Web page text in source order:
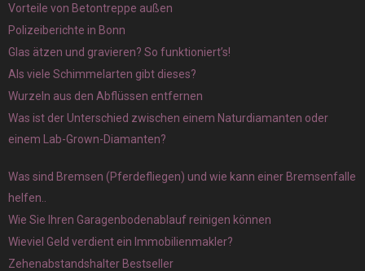
Vorteile von Betontreppe außen
Polizeiberichte in Bonn
Glas ätzen und gravieren? So funktioniert’s!
Als viele Schimmelarten gibt dieses?
Wurzeln aus den Abflüssen entfernen
Was ist der Unterschied zwischen einem Naturdiamanten oder
einem Lab-Grown-Diamanten?
Was sind Bremsen (Pferdefliegen) und wie kann einer Bremsenfalle
helfen..
Wie Sie Ihren Garagenbodenablauf reinigen können
Wieviel Geld verdient ein Immobilienmakler?
Zehenabstandshalter Bestseller